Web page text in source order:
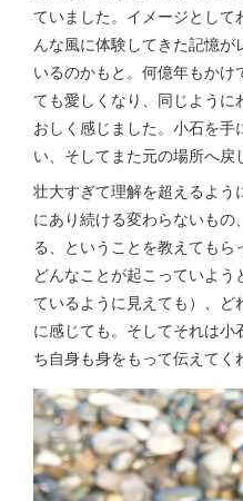
ていました。イメージとして
んな風に体験してきた記憶
いるのかもと。何億年もかけ
ても愛しくなり、同じよう
おしく感じました。小石を
い、そしてまた元の場所へ戻
壮大すぎて理解を超えるよ
にあり続ける変わらないも
る、ということを教えても
どんなことが起こっていよ
ているように見えても）、ど
に感じても。そしてそれは
ち自身も身をもって伝えてく